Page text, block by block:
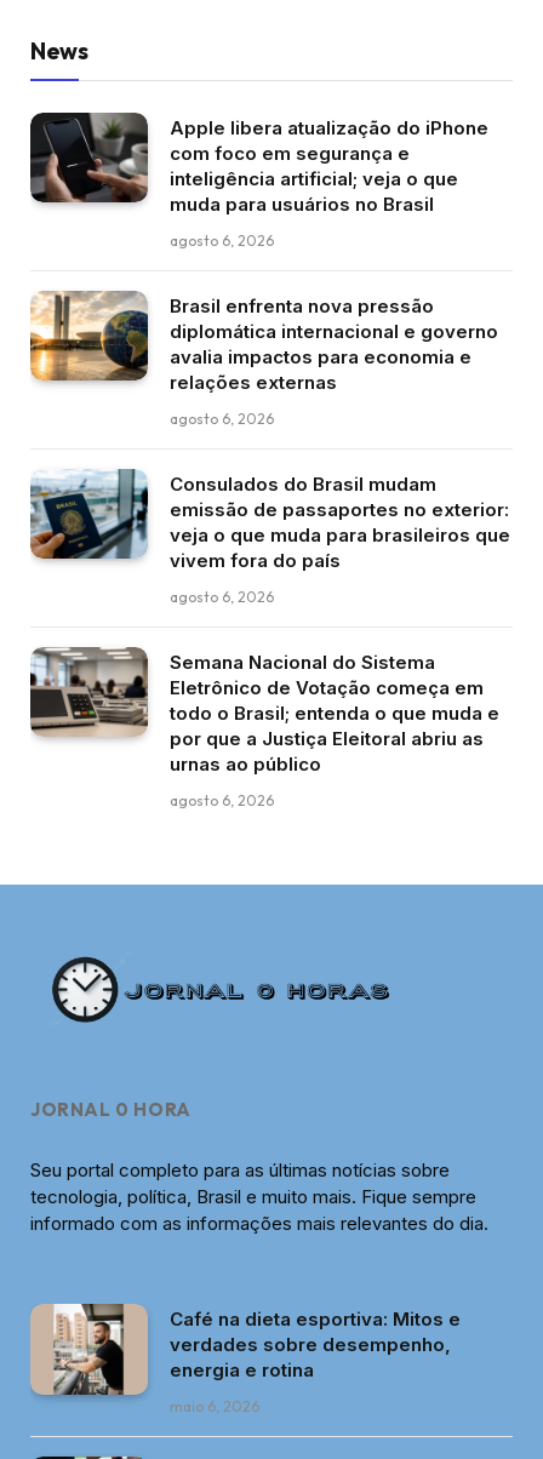
News
Apple libera atualização do iPhone
com foco em segurança e
inteligência artificial; veja o que
muda para usuários no Brasil
agosto 6, 2026
Brasil enfrenta nova pressão
diplomática internacional e governo
avalia impactos para economia e
relações externas
agosto 6, 2026
Consulados do Brasil mudam
emissão de passaportes no exterior:
veja o que muda para brasileiros que
vivem fora do país
agosto 6, 2026
Semana Nacional do Sistema
Eletrônico de Votação começa em
todo o Brasil; entenda o que muda e
por que a Justiça Eleitoral abriu as
urnas ao público
agosto 6, 2026
JORNAL 0 HORA
Seu portal completo para as últimas notícias sobre
tecnologia, política, Brasil e muito mais. Fique sempre
informado com as informações mais relevantes do dia.
Café na dieta esportiva: Mitos e
verdades sobre desempenho,
energia e rotina
maio 6, 2026